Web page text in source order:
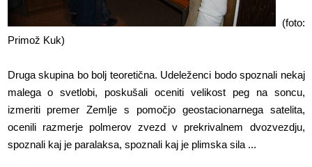
(foto:
Primož Kuk)
Druga skupina bo bolj teoretična. Udeleženci bodo spoznali nekaj
malega o svetlobi, poskušali oceniti velikost peg na soncu,
izmeriti premer Zemlje s pomočjo geostacionarnega satelita,
ocenili razmerje polmerov zvezd v prekrivalnem dvozvezdju,
spoznali kaj je paralaksa, spoznali kaj je plimska sila ...